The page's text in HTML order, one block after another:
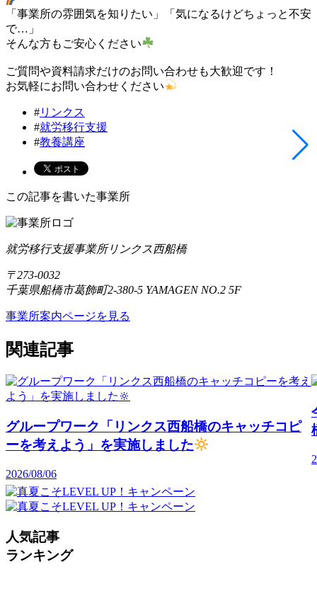
「事業所の雰囲気を知りたい」「気になるけどちょっと不安
で…」
そんな方もご安心ください
ご質問や資料請求だけのお問い合わせも大歓迎です！
お気軽にお問い合わせください
#リンクス
#就労移行支援
#教養講座
この記事を書いた事業所
就労移行支援事業所リンクス西船橋
〒273-0032
千葉県船橋市葛飾町2-380-5 YAMAGEN NO.2 5F
事業所案内ページを見る
関連記事
グループワーク「リンクス西船橋のキャッチコピ
ーを考えよう」を実施しました
2026/08/06
人気記事
ランキング